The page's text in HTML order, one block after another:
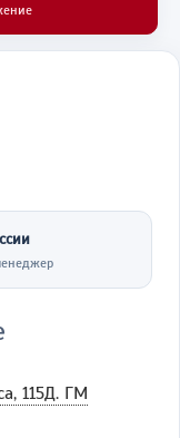
115Д. ГМ